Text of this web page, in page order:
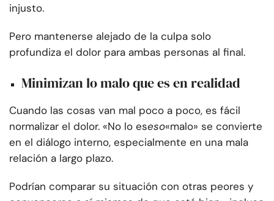
injusto.
Pero mantenerse alejado de la culpa solo
profundiza el dolor para ambas personas al final.
Minimizan lo malo que es en realidad
Cuando las cosas van mal poco a poco, es fácil
normalizar el dolor. «No lo eseso«malo» se convierte
en el diálogo interno, especialmente en una mala
relación a largo plazo.
Podrían comparar su situación con otras peores y